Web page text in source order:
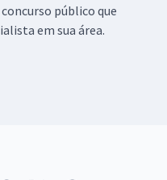
público que
em sua área.